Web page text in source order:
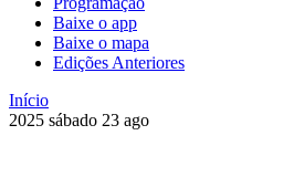
Baixe o app
Baixe o mapa
Edições Anteriores
Início
2025 sábado 23 ago